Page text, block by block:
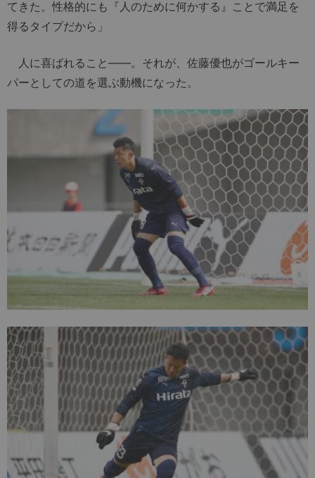
てきた。性格的にも『人のために何かする』ことで満足を
得るタイプだから」
人に喜ばれること――。それが、佐藤優也がゴールキー
パーとしての道を選ぶ動機になった。